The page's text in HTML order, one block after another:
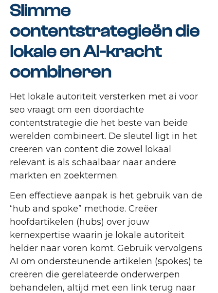
Slimme
contentstrategieën die
lokale en AI-kracht
combineren
Het lokale autoriteit versterken met ai voor
seo vraagt om een doordachte
contentstrategie die het beste van beide
werelden combineert. De sleutel ligt in het
creëren van content die zowel lokaal
relevant is als schaalbaar naar andere
markten en zoektermen.
Een effectieve aanpak is het gebruik van de
“hub and spoke” methode. Creëer
hoofdartikelen (hubs) over jouw
kernexpertise waarin je lokale autoriteit
helder naar voren komt. Gebruik vervolgens
AI om ondersteunende artikelen (spokes) te
creëren die gerelateerde onderwerpen
behandelen, altijd met een link terug naar